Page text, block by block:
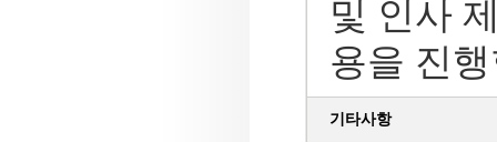
및 인사
용을 진
기타사항